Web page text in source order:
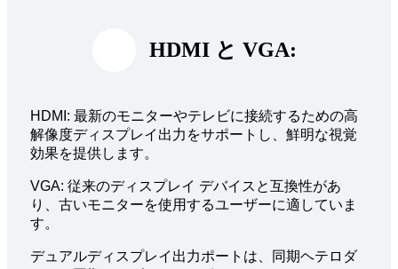
HDMI と VGA:
HDMI: 最新のモニターやテレビに接続するための高
解像度ディスプレイ出力をサポートし、鮮明な視覚
効果を提供します。
VGA: 従来のディスプレイ デバイスと互換性があ
り、古いモニターを使用するユーザーに適していま
す。
デュアルディスプレイ出力ポートは、同期ヘテロダ